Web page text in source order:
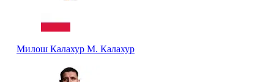
Милош Калахур М. Калахур